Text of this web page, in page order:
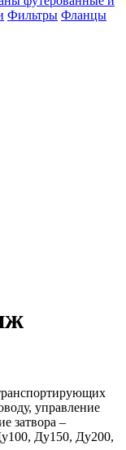
Фильтры Фланцы
управление
затвора –
Ду150, Ду200,